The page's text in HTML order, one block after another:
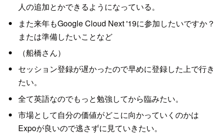
人の追加とかできるようになっている。
また来年もGoogle Cloud Next '19に参加したいですか？
または準備したいことなど
（船橋さん）
セッション登録が遅かったので早めに登録した上で行き
たい。
全て英語なのでもっと勉強してから臨みたい。
市場として自分の価値がどこに向かっていくのかは
Expoが良いので逃さずに見ていきたい。